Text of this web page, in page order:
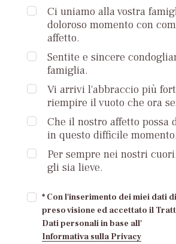
Ci uniamo alla vostra
doloroso momento con
affetto.
Sentite e sincere
famiglia.
Vi arrivi l'abbraccio più
riempire il vuoto che ora
Che il nostro affetto possa
in questo difficile momento.
Per sempre nei nostri
gli sia lieve.
* Con l'inserimento dei miei dati
preso visione ed accettato il
Dati personali in base all'
Informativa sulla Privacy